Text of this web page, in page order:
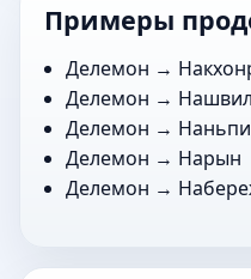
Примеры
Делемон →
Делемон →
Делемон →
Делемон → Нарын
Делемон →